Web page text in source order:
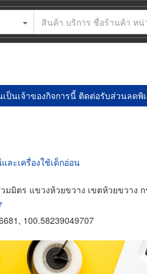
ป็นเจ้าของกิจการนี้ ติดต่อรับส่วนลดพิ
ะเครื่องใช้เด็กอ่อน
มมิตร แขวงห้วยขวาง เขตห้วยขวาง
100.58239049707